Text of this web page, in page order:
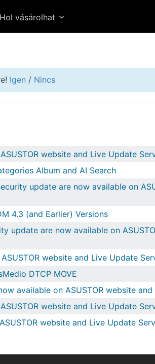
Hol vásárolhat
Igen / Nincs
website and Live Update
Album and AI Search
update are now available on
4.3 (and Earlier) Versions
update are now available on
website and Live Update
DTCP MOVE
available on ASUSTOR website
website and Live Update
website and Live Update